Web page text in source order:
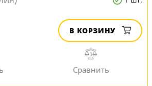
В КОРЗИНУ